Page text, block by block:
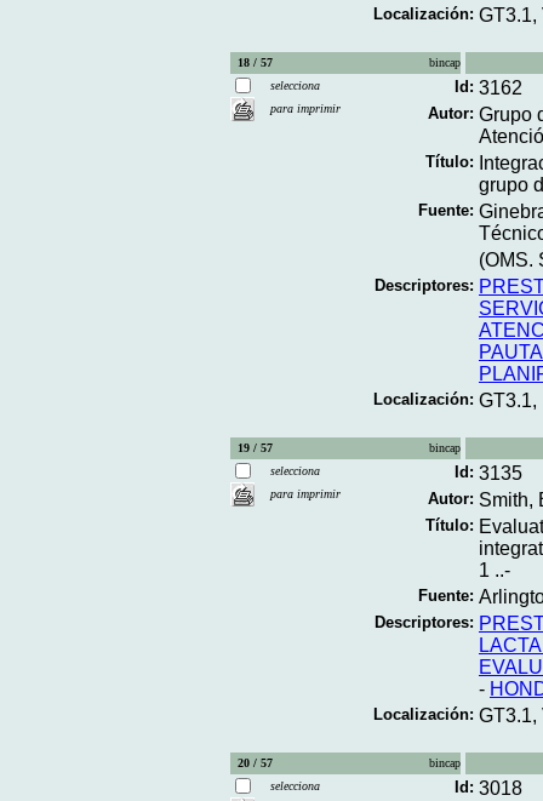
Localización: GT3.1,
18 / 57
bincap
selecciona
para imprimir
Id: 3162
Autor: Grupo
Título:
grupo
Fuente:
(OMS.
Descriptores:
Localización: GT3.1,
19 / 57
bincap
selecciona
para imprimir
Id: 3135
Autor: Smith,
Título:
1 ..-
Fuente:
Descriptores:
-
Localización: GT3.1,
20 / 57
bincap
selecciona
Id: 3018